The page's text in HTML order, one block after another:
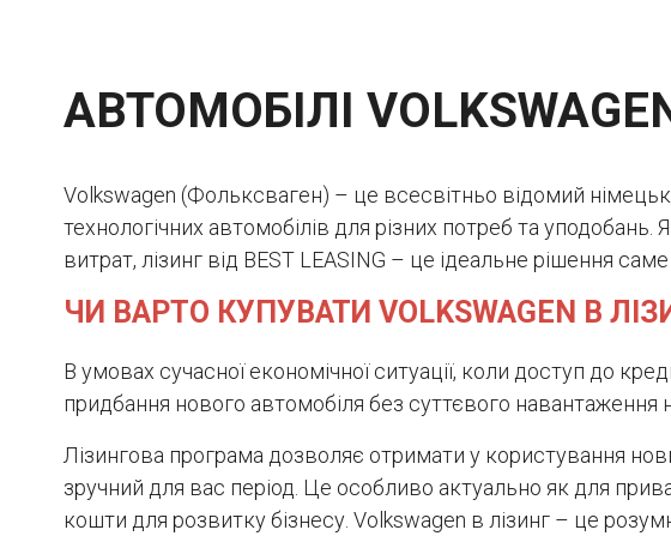
АВТОМОБІЛІ
Volkswagen (Фольксваген) – це всесвітньо відомий
технологічних автомобілів для різних потреб та
витрат, лізинг від BEST LEASING – це ідеальне рішення
ЧИ ВАРТО КУПУВАТИ VOLKSWAGEN В
В умовах сучасної економічної ситуації, коли доступ до
придбання нового автомобіля без суттєвого
Лізингова програма дозволяє отримати у користування
зручний для вас період. Це особливо актуально як для
кошти для розвитку бізнесу. Volkswagen в лізинг – це